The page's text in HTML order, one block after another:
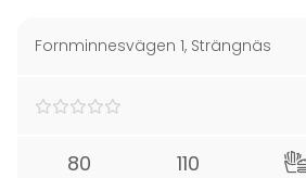
Fornminnesvägen 1, Strängnäs
80 110